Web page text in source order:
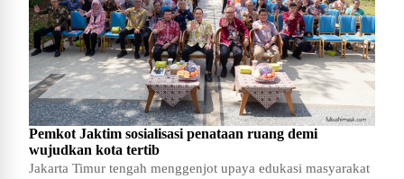
Pemkot Jaktim sosialisasi penataan ruang demi
wujudkan kota tertib
Jakarta Timur tengah menggenjot upaya edukasi masyarakat